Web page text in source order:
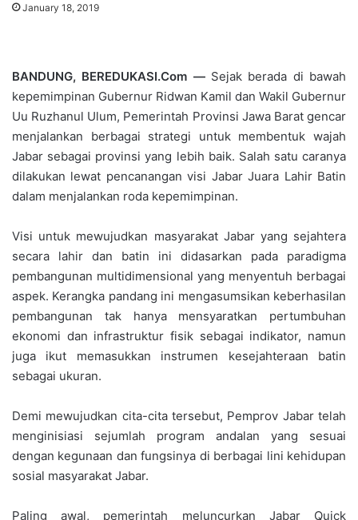
January 18, 2019
BANDUNG, BEREDUKASI.Com — Sejak berada di bawah
kepemimpinan Gubernur Ridwan Kamil dan Wakil Gubernur
Uu Ruzhanul Ulum, Pemerintah Provinsi Jawa Barat gencar
menjalankan berbagai strategi untuk membentuk wajah
Jabar sebagai provinsi yang lebih baik. Salah satu caranya
dilakukan lewat pencanangan visi Jabar Juara Lahir Batin
dalam menjalankan roda kepemimpinan.
Visi untuk mewujudkan masyarakat Jabar yang sejahtera
secara lahir dan batin ini didasarkan pada paradigma
pembangunan multidimensional yang menyentuh berbagai
aspek. Kerangka pandang ini mengasumsikan keberhasilan
pembangunan tak hanya mensyaratkan pertumbuhan
ekonomi dan infrastruktur fisik sebagai indikator, namun
juga ikut memasukkan instrumen kesejahteraan batin
sebagai ukuran.
Demi mewujudkan cita-cita tersebut, Pemprov Jabar telah
menginisiasi sejumlah program andalan yang sesuai
dengan kegunaan dan fungsinya di berbagai lini kehidupan
sosial masyarakat Jabar.
Paling awal, pemerintah meluncurkan Jabar Quick